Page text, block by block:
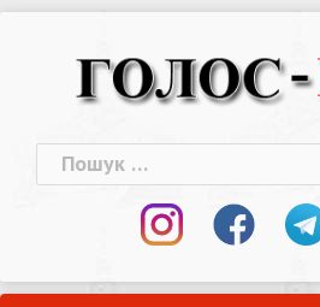
Пошук: